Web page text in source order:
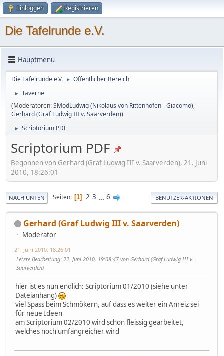
Einloggen Registrieren
Die Tafelrunde e.V.
Hauptmenü
Die Tafelrunde e.V. ► Öffentlicher Bereich
►
Taverne
(Moderatoren:SModLudwig (Nikolaus von Rittenhofen - Giacomo),
Gerhard (Graf Ludwig III v. Saarverden))
► Scriptorium PDF
Scriptorium PDF
Begonnen von Gerhard (Graf Ludwig III v. Saarverden), 21. Juni
2010, 18:26:01
NACH UNTEN Seiten 1 2 3 ... 6 BENUTZER-AKTIONEN
Gerhard (Graf Ludwig III v. Saarverden)
Moderator
21. Juni 2010, 18:26:01
Letzte Bearbeitung: 22. Juni 2010, 19:08:47 von Gerhard (Graf Ludwig III v.
Saarverden)
hier ist es nun endlich: Scriptorium 01/2010 (siehe unter
Dateianhang)
viel Spass beim Schmökern, auf dass es weiter ein Anreiz sei
für neue Ideen
am Scriptorium 02/2010 wird schon fleissig gearbeitet,
welches noch umfangreicher wird